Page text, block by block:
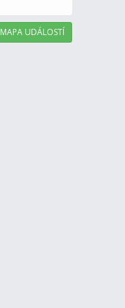
MAPA UDÁLOSTÍ